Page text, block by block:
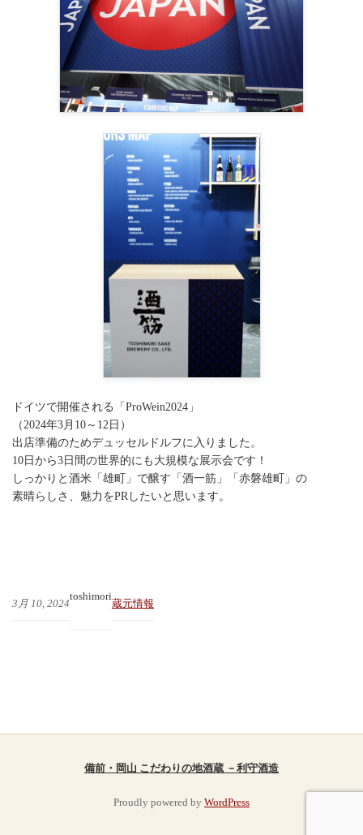
ドイツで開催される「ProWein2024」
（2024年3月10～12日）
出店準備のためデュッセルドルフに入りました。
10日から3日間の世界的にも大規模な展示会です！
しっかりと酒米「雄町」で醸す「酒一筋」「赤磐雄町」の
素晴らしさ、魅力をPRしたいと思います。
3月 10, 2024
toshimori
蔵元情報
備前・岡山 こだわりの地酒蔵 －利守酒造
Proudly powered by WordPress